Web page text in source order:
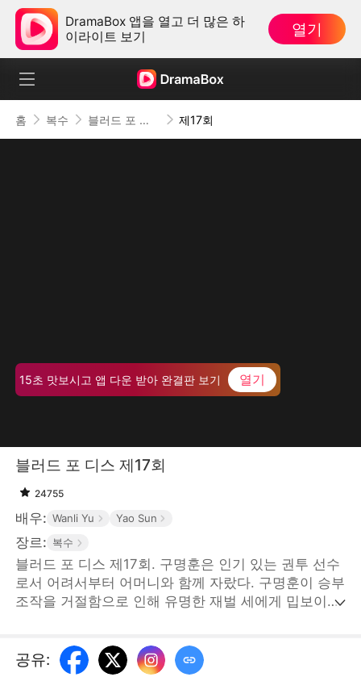
DramaBox 앱을 열고 더 많은 하
이라이트 보기
열기
홈 복수 블러드 포 디스 제17회
15초 맛보시고 앱 다운 받아 완결판 보기 열기
블러드 포 디스 제17회
24755
배우: Wanli Yu Yao Sun
장르: 복수
블러드 포 디스 제17회. 구명훈은 인기 있는 권투 선수
로서 어려서부터 어머니와 함께 자랐다. 구명훈이 승부
조작을 거절함으로 인해 유명한 재벌 세에게 밉보이고
PTE.LTD
공유: